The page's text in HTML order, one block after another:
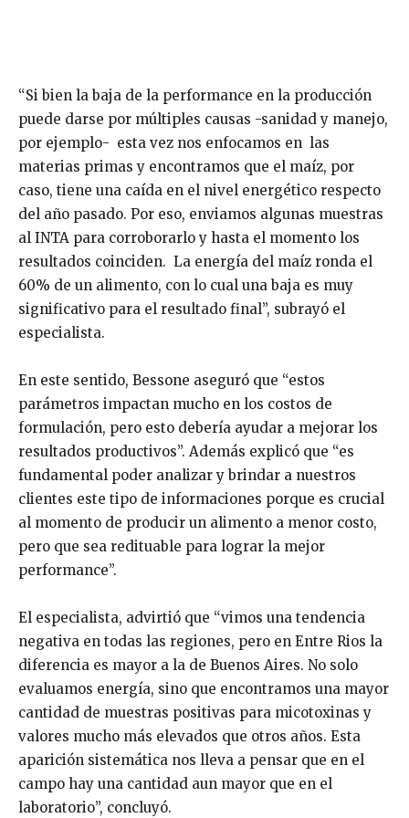
“Si bien la baja de la performance en la producción
puede darse por múltiples causas -sanidad y manejo,
por ejemplo- esta vez nos enfocamos en las
materias primas y encontramos que el maíz, por
caso, tiene una caída en el nivel energético respecto
del año pasado. Por eso, enviamos algunas muestras
al INTA para corroborarlo y hasta el momento los
resultados coinciden. La energía del maíz ronda el
60% de un alimento, con lo cual una baja es muy
significativo para el resultado final”, subrayó el
especialista.
En este sentido, Bessone aseguró que “estos
parámetros impactan mucho en los costos de
formulación, pero esto debería ayudar a mejorar los
resultados productivos”. Además explicó que “es
fundamental poder analizar y brindar a nuestros
clientes este tipo de informaciones porque es crucial
al momento de producir un alimento a menor costo,
pero que sea redituable para lograr la mejor
performance”.
El especialista, advirtió que “vimos una tendencia
negativa en todas las regiones, pero en Entre Rios la
diferencia es mayor a la de Buenos Aires. No solo
evaluamos energía, sino que encontramos una mayor
cantidad de muestras positivas para micotoxinas y
valores mucho más elevados que otros años. Esta
aparición sistemática nos lleva a pensar que en el
campo hay una cantidad aun mayor que en el
laboratorio”, concluyó.